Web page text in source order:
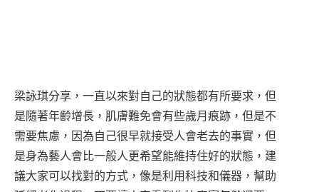
梁詠琪分享，一直以來對自己的狀態都有所要求，但